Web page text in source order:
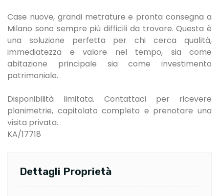
Case nuove, grandi metrature e pronta consegna a
Milano sono sempre più difficili da trovare. Questa è
una soluzione perfetta per chi cerca qualità,
immediatezza e valore nel tempo, sia come
abitazione principale sia come investimento
patrimoniale.
Disponibilità limitata. Contattaci per ricevere
planimetrie, capitolato completo e prenotare una
visita privata.
KA/17718
Dettagli Proprietà